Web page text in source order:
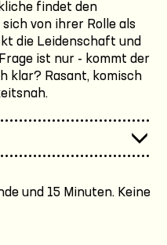
findet den
von ihrer Rolle als
die Leidenschaft und
ist nur - kommt der
klar? Rasant, komisch
und 15 Minuten. Keine